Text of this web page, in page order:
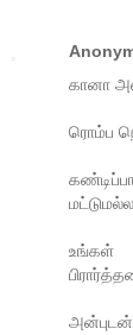
கானா
ரொம்ப
உங்கள்
அன்புடன்